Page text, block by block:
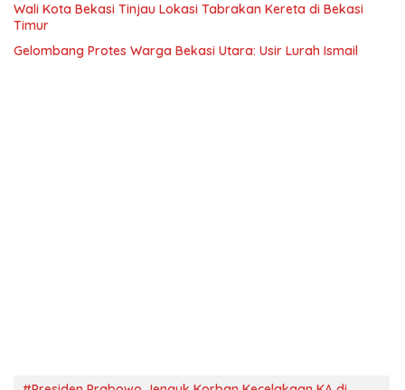
Wali Kota Bekasi Tinjau Lokasi Tabrakan Kereta di Bekasi
Timur
Gelombang Protes Warga Bekasi Utara: Usir Lurah Ismail